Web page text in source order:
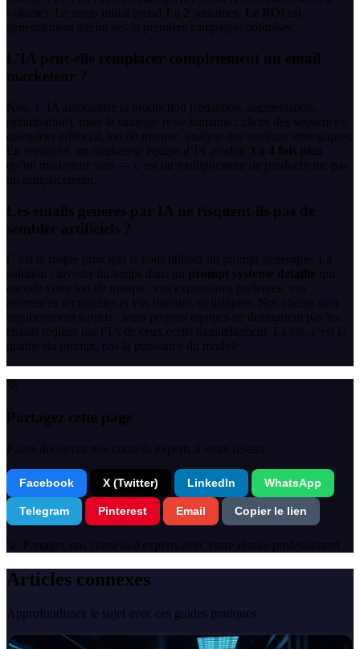
volume). Le setup initial prend 1 a 2 semaines. Le ROI est
generalement atteint des la premiere campagne optimisee.
L’IA peut-elle remplacer completement un email
marketeur ?
Non. L’IA automatise la production (redaction, segmentation,
optimisation), mais la strategie reste humaine : choix des sequences,
calendrier editorial, ton de marque, analyse des resultats strategiques.
En revanche, un marketeur equipe d’IA produit 3 a 4 fois plus
qu’un marketeur sans — c’est un multiplicateur de productivite, pas
un remplacement.
Les emails generes par IA ne risquent-ils pas de
sembler artificiels ?
C’est le risque principal si vous utilisez un prompt generique. La
solution : investir du temps dans un prompt systeme detaille qui
encode votre ton de marque, vos expressions preferees, vos
references sectorielles et vos interdits stylistiques. Nos clients sont
regulierement surpris : leurs propres equipes ne distinguent pas les
emails rediges par l’IA de ceux ecrits manuellement. La cle, c’est la
qualite du prompt, pas la puissance du modele.
🚀
Partagez cette page
Faites découvrir nos conseils experts à votre réseau
Facebook X (Twitter) LinkedIn WhatsApp
Telegram Pinterest Email Copier le lien
💡 Partagez nos conseils d'experts avec votre réseau professionnel
Articles connexes
Approfondissez le sujet avec ces guides pratiques